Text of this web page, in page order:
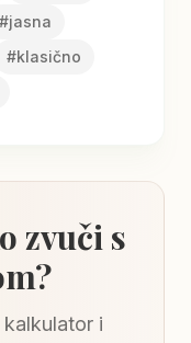
#jasna
#klasično
zvuči s
kalkulator i